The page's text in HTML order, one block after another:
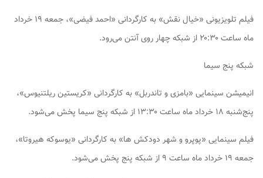
فیلم تلویزیونی «خیال نقش» به کارگردانی «احمد فیضی»، جمعه ۱۹ خرداد
ماه ساعت ۲۰:۳۰ از شبکه چهار روی آنتن می‌رود.
شبکه پنج سیما
انیمیشن سینمایی «بامزی و تاندربل» به کارگردانی «کریستین ریلتنیوس»،
پنج‌شنبه ۱۸ خرداد ماه ساعت ۱۳:۳۰ از شبکه پنج سیما پخش می‌شود.
فیلم سینمایی «پوپرو و شهر دودکش ها» به کارگردانی «یوسوکه هیروتا»،
جمعه ۱۹ خرداد ماه ساعت ۹ از شبکه پنج پخش می‌شود.